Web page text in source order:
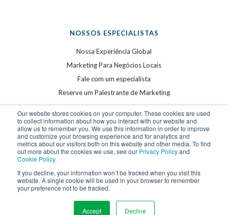
Our website stores cookies on your computer. These cookies are used
to collect information about how you interact with our website and
allow us to remember you. We use this information in order to improve
and customize your browsing experience and for analytics and
metrics about our visitors both on this website and other media. To find
out more about the cookies we use, see our Privacy Policyand
Cookie Policy.
If you decline, your information won’t be tracked when you visit this
website. A single cookie will be used in your browser to remember
your preference not to be tracked.
Accept Decline
NOSSOS ESPECIALISTAS
Nossa Experiência Global
Marketing Para Negócios Locais
Fale com um especialista
Reserve um Palestrante de Marketing
©2026WSI. Todos os direitos reservados. WSI é uma
marca registrada.